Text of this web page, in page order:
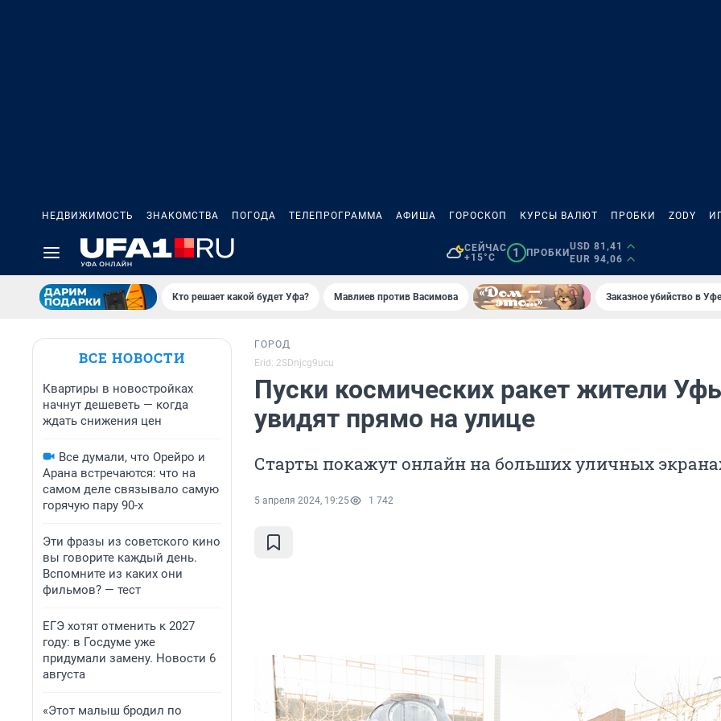
НЕДВИЖИМОСТЬ ЗНАКОМСТВА ПОГОДА ТЕЛЕПРОГРАММА АФИША ГОРОСКОП КУРСЫ ВАЛЮТ ПРОБКИ ZODY
СЕЙЧАС
+15°C
1 ПРОБКИ
USD 81,41
EUR 94,06
Кто решает какой будет Уфа? Мавлиев против Васимова Заказное убийство в
ВСЕ НОВОСТИ
Квартиры в новостройках
начнут дешеветь — когда
ждать снижения цен
Все думали, что Орейро и
Арана встречаются: что на
самом деле связывало самую
горячую пару 90-х
Эти фразы из советского кино
вы говорите каждый день.
Вспомните из каких они
фильмов? — тест
ЕГЭ хотят отменить к 2027
году: в Госдуме уже
придумали замену. Новости 6
августа
«Этот малыш бродил по
ГОРОД
Erid: 2SDnjcg9ucu
Пуски космических ракет жители
увидят прямо на улице
Старты покажут онлайн на больших уличных
5 апреля 2024, 19:25 1 742